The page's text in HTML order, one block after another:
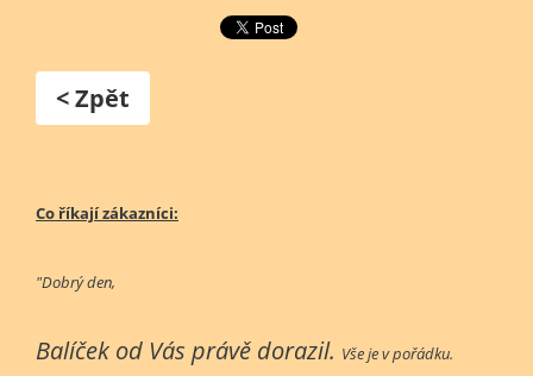
< Zpět
Co říkají zákazníci:
"Dobrý den,
Balíček od Vás právě dorazil. Vše je v pořádku.